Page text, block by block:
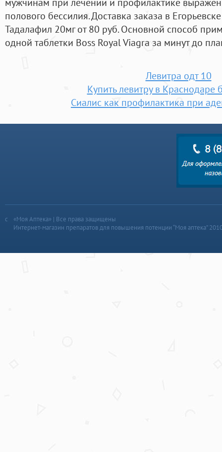
полового бессилия. Доставка заказа в
Тадалафил 20мг от 80 руб. Основной способ
одной таблетки Boss Royal Viagra за минут до
Левитра одт 10
Купить левитру в Краснодаре
Сиалис как профилактика при
«Моя Аптека» | Все права защищены
Интернет-магазин препаратов для повышения потенции “Моя аптека”